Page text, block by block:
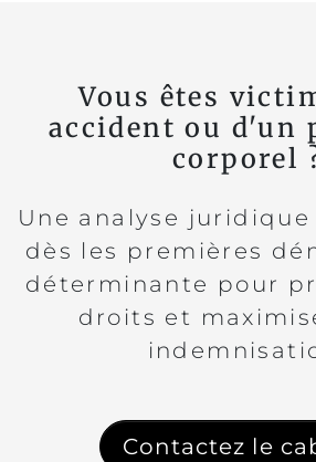
Vous êtes
accident ou d'un
corporel
Une analyse
dès les premières
déterminante pour
droits et
Contactez le